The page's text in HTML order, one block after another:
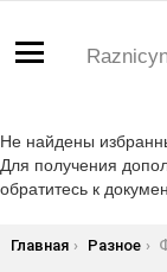
Не найдены
Для получения
обратитесь к
Вы здесь:
Главная Разное